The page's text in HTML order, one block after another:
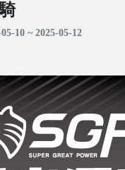
10 ~ 2025-05-12